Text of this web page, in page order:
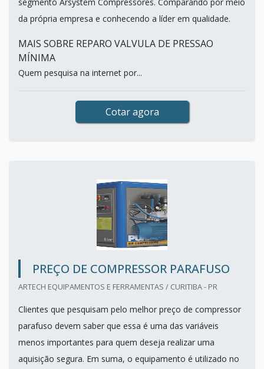
da própria empresa e conhecendo a líder em qualidade.
MAIS SOBRE REPARO VALVULA DE PRESSAO
MÍNIMA
Quem pesquisa na internet por...
Cotar agora
PREÇO DE COMPRESSOR PARAFUSO
ARTECH EQUIPAMENTOS E FERRAMENTAS / CURITIBA - PR
Clientes que pesquisam pelo melhor preço de compressor
parafuso devem saber que essa é uma das variáveis
menos importantes para quem deseja realizar uma
aquisição segura. Em suma, o equipamento é utilizado no